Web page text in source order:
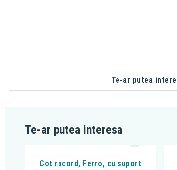
Te-ar putea
Te-ar putea interesa
Cot racord, Ferro, cu suport